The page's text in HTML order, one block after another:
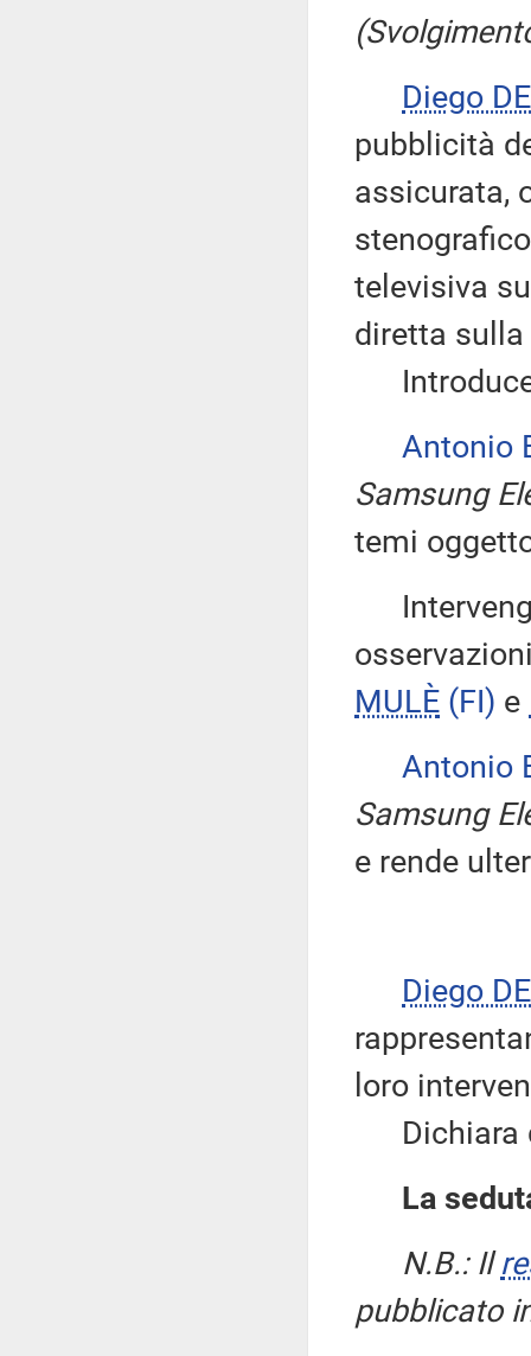
Diego
pubblicità
assicurata,
televisiva
diretta sulla
Antonio
Samsung
temi
MULÈ (FI) e
Antonio
Samsung
e rende
Diego
loro
Dichiara
La
N.B.: Il
pubblicato